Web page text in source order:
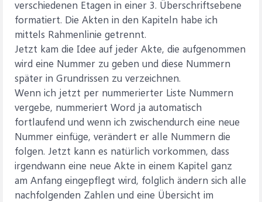
verschiedenen Etagen in einer 3. Überschriftsebene
formatiert. Die Akten in den Kapiteln habe ich
mittels Rahmenlinie getrennt.
Jetzt kam die Idee auf jeder Akte, die aufgenommen
wird eine Nummer zu geben und diese Nummern
später in Grundrissen zu verzeichnen.
Wenn ich jetzt per nummerierter Liste Nummern
vergebe, nummeriert Word ja automatisch
fortlaufend und wenn ich zwischendurch eine neue
Nummer einfüge, verändert er alle Nummern die
folgen. Jetzt kann es natürlich vorkommen, dass
irgendwann eine neue Akte in einem Kapitel ganz
am Anfang eingepflegt wird, folglich ändern sich alle
nachfolgenden Zahlen und eine Übersicht im